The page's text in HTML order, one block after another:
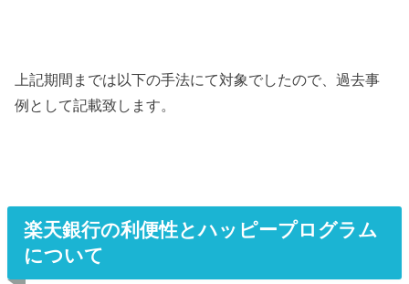
上記期間までは以下の手法にて対象でしたので、過去事
例として記載致します。
楽天銀行の利便性とハッピープログラム
について